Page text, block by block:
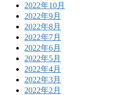
2022年10月
2022年9月
2022年8月
2022年7月
2022年6月
2022年5月
2022年4月
2022年3月
2022年2月